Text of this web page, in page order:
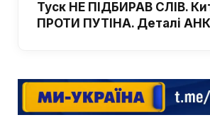
Туск НЕ ПІДБИРАВ СЛІВ.
ПРОТИ ПУТІНА. Деталі